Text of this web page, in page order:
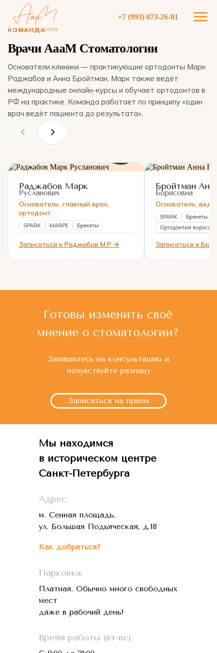
+7 (993) 073-26-01
КОМАНДА
Врачи АааМ Стоматологии
Основатели клиники — практикующие ортодонты Марк
Раджабов и Анна Бройтман. Марк также ведёт
международные онлайн-курсы и обучает ортодонтов в
РФ на практике. Команда работает по принципу «один
врач ведёт пациента до результата».
Раджабов Марк
Русланович
Основатель, главный врач,
ортодонт
SPARK MARPE Брекеты
Записаться к Раджабов М.Р.
Бройтман
Борисовна
Основатель,
SPARK
Брекеты
Ортодонтия
Записаться к
Готовы изменить своё
мнение о стоматологии?
Запишитесь на консультацию и
почувствуйте разницу
Записаться на прием
Время работы (вт-вс):
Адрес:
Парковка:
м. Сенная площадь,
ул. Большая Подьяческая, д.18
Платная. Обычно много свободных
мест
даже в рабочий день!
Мы находимся
в историческом центре
Санкт-Петербурга
Как добраться?